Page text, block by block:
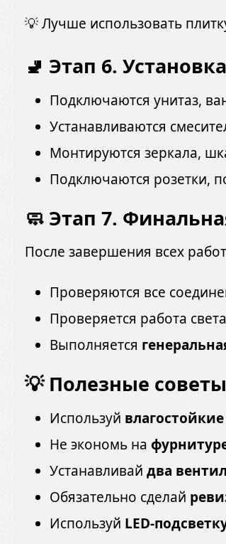
💡 Лучше использовать
🚽 Этап 6.
Подключаются унитаз,
Устанавливаются
Монтируются зеркала,
Подключаются розетки,
🧼 Этап 7.
После завершения всех
Проверяются все
Проверяется работа
Выполняется
💡 Полезные
Используй
Не экономь на
Устанавливай два
Обязательно сделай
Используй LED-